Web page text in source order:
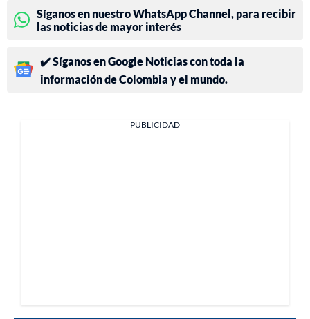
Síganos en nuestro WhatsApp Channel, para recibir
las noticias de mayor interés
✔️ Síganos en Google Noticias con toda la
información de Colombia y el mundo.
PUBLICIDAD